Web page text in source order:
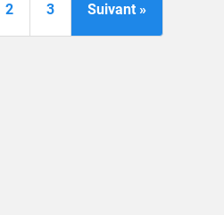
2 3 Suivant »